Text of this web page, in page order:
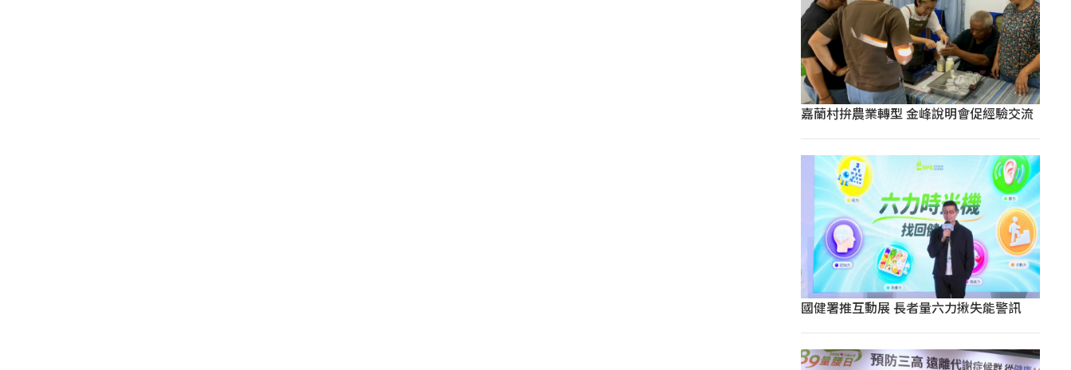
嘉蘭村拚農業轉型 金峰說明會促經驗交流
國健署推互動展 長者量六力揪失能警訊